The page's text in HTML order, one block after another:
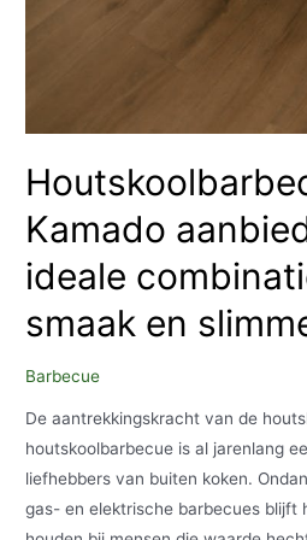
Kamado
ideale
smaak en
Barbecue
De aantrekkingskracht van de
houtskoolbarbecue is al jarenlang
liefhebbers van buiten koken.
gas- en elektrische barbecues blijft